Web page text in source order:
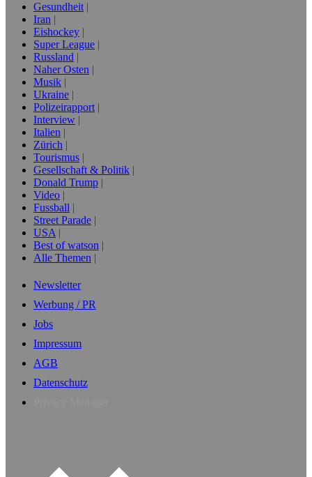
Gesundheit
Iran
Eishockey
Super League
Russland
Naher Osten
Musik
Ukraine
Polizeirapport
Interview
Italien
Zürich
Tourismus
Gesellschaft & Politik
Donald Trump
Video
Fussball
Street Parade
USA
Best of watson
Alle Themen
Newsletter
Werbung / PR
Jobs
Impressum
AGB
Datenschutz